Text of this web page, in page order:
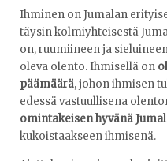
Ihminen on Jumalan
täysin kolmiyhteisestä
on, ruumiineen ja
oleva olento. Ihmisellä on
päämäärä, johon ihmisen
edessä vastuullisena
omintakeisen hyvänä
kukoistaakseen ihmisenä.